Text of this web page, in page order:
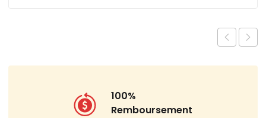
100%
Remboursement